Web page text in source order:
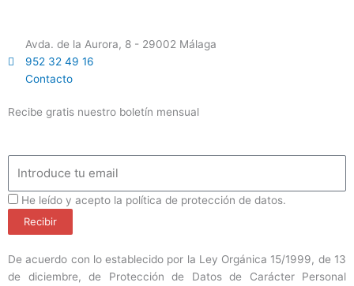
Avda. de la Aurora, 8 - 29002 Málaga
952 32 49 16
Contacto
Recibe gratis nuestro boletín mensual
ProteccionDatos
He leído y acepto la política de protección de datos.
Recibir
De acuerdo con lo establecido por la Ley Orgánica 15/1999, de 13
de diciembre, de Protección de Datos de Carácter Personal